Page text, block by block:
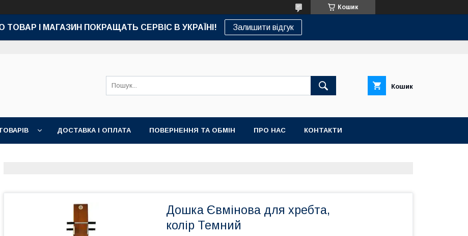
Кошик
ТОВАР І МАГАЗИН ПОКРАЩАТЬ СЕРВІС В УКРАЇНІ! Залишити відгук
Кошик
ДОСТАВКА І ОПЛАТА ПОВЕРНЕННЯ ТА ОБМІН ПРО НАС КОНТАКТИ
Дошка Євмінова для хребта,
колір Темний